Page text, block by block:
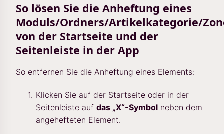
So lösen Sie die Anheftung eines
Moduls/Ordners/Artikelkategorie/
von der Startseite und der
Seitenleiste in der App
So entfernen Sie die Anheftung eines Elements:
Klicken Sie auf der Startseite oder in der
Seitenleiste auf das „X“-Symbol neben dem
angehefteten Element.